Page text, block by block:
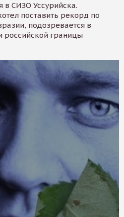
в СИЗО Уссурийска.
поставить рекорд по
подозревается в
российской границы